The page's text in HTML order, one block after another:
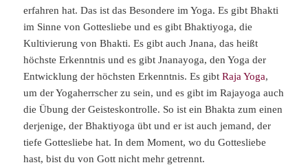
erfahren hat. Das ist das Besondere im Yoga. Es gibt Bhakti
im Sinne von Gottesliebe und es gibt Bhaktiyoga, die
Kultivierung von Bhakti. Es gibt auch Jnana, das heißt
höchste Erkenntnis und es gibt Jnanayoga, den Yoga der
Entwicklung der höchsten Erkenntnis. Es gibtRaja Yoga,
um der Yogaherrscher zu sein, und es gibt im Rajayoga auch
die Übung der Geisteskontrolle. So ist ein Bhakta zum einen
derjenige, der Bhaktiyoga übt und er ist auch jemand, der
tiefe Gottesliebe hat. In dem Moment, wo du Gottesliebe
hast, bist du von Gott nicht mehr getrennt.